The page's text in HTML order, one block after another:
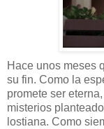
Hace unos meses
su fin. Como la
promete ser
misterios
lostiana. Como